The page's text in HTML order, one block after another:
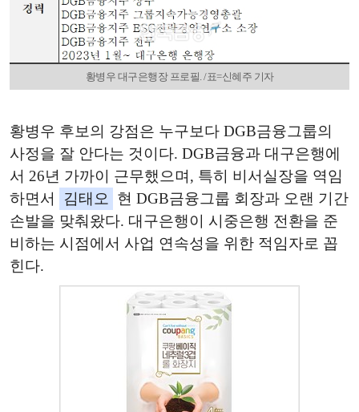
황병우 대구은행장 프로필. /표=신혜주 기자
황병우 후보의 강점은 누구보다 DGB금융그룹의
사정을 잘 안다는 것이다. DGB금융과 대구은행에
서 26년 가까이 근무했으며, 특히 비서실장을 역임
하면서
김태오 현 DGB금융그룹 회장과 오랜 기간
손발을 맞춰왔다. 대구은행이 시중은행 전환을 준
비하는 시점에서 사업 연속성을 위한 적임자로 꼽
힌다.